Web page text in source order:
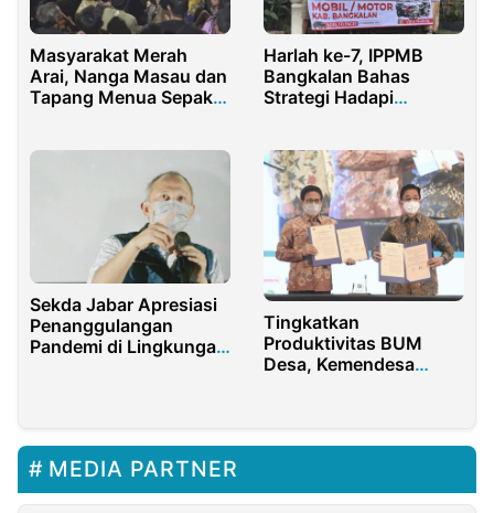
Masyarakat Merah
Arai, Nanga Masau dan
Tapang Menua Sepakat
Harlah ke-7, IPPMB
Bangkalan Bahas
Strategi Hadapi
Sekda Jabar Apresiasi
Penanggulangan
Pandemi di Lingkungan
Tingkatkan
Produktivitas BUM
Desa, Kemendesa
MEDIA PARTNER